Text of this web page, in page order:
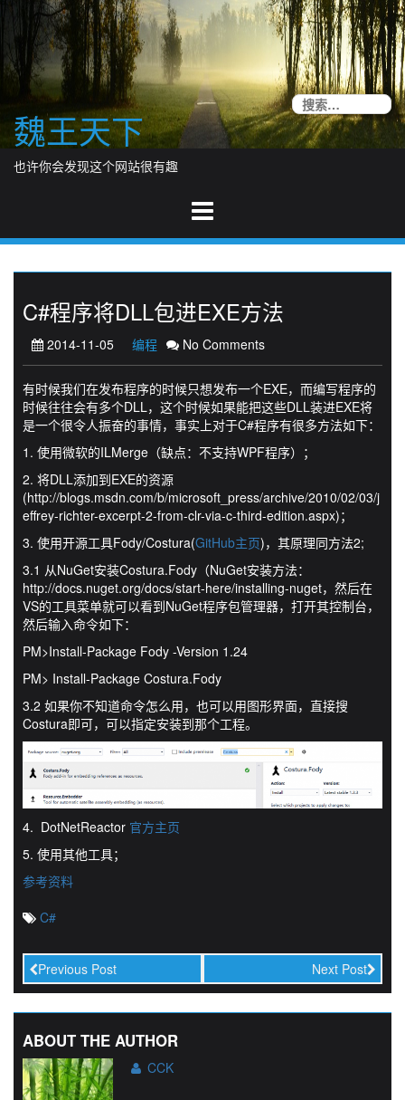
content
魏王天下
也许你会发现这个网站很有趣
搜
C#程序将DLL包进EXE方法
2014-11-05 编程 No Comments
有时候我们在发布程序的时候只想发布一个EXE，而编写程序的
时候往往会有多个DLL，这个时候如果能把这些DLL装进EXE将
是一个很令人振奋的事情，事实上对于C#程序有很多方法如下：
1. 使用微软的ILMerge（缺点：不支持WPF程序）；
2. 将DLL添加到EXE的资源
(http://blogs.msdn.com/b/microsoft_press/archive/2010/02/03/j
effrey-richter-excerpt-2-from-clr-via-c-third-edition.aspx)；
3. 使用开源工具Fody/Costura(GitHub主页)，其原理同方法2;
3.1 从NuGet安装Costura.Fody（NuGet安装方法：
http://docs.nuget.org/docs/start-here/installing-nuget，然后在
VS的工具菜单就可以看到NuGet程序包管理器，打开其控制台，
然后输入命令如下：
PM>Install-Package Fody -Version 1.24
PM> Install-Package Costura.Fody
3.2 如果你不知道命令怎么用，也可以用图形界面，直接搜
Costura即可，可以指定安装到那个工程。
4. DotNetReactor 官方主页
5. 使用其他工具；
参考资料
C#
Previous Post Next Post
ABOUT THE AUTHOR
CCK